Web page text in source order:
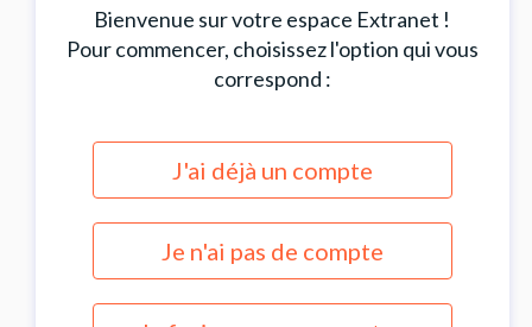
Bienvenue sur votre espace Extranet !
Pour commencer, choisissez l'option qui vous
correspond :
J'ai déjà un compte
Je n'ai pas de compte